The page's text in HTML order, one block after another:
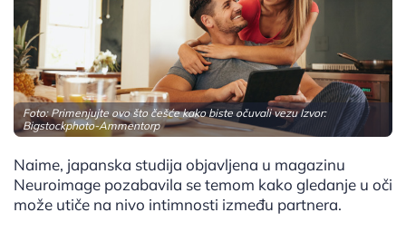
Foto: Primenjujte ovo što češće kako biste očuvali vezu Izvor:
Bigstockphoto-Ammentorp
Naime, japanska studija objavljena u magazinu
Neuroimage pozabavila se temom kako gledanje u oči
može utiče na nivo intimnosti između partnera.